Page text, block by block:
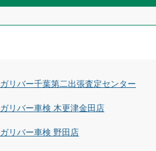
ガリバー千葉第二出張査定センター
ガリバー車検 木更津金田店
ガリバー車検 野田店